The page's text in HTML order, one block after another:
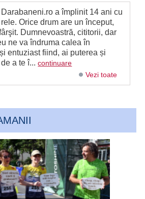
Darabaneni.ro a împlinit 14 ani cu
Orice drum are un început,
Dumnevoastră, cititorii, dar
ne va îndruma calea în
entuziast fiind, ai puterea și
a te î...continuare
Vezi toate